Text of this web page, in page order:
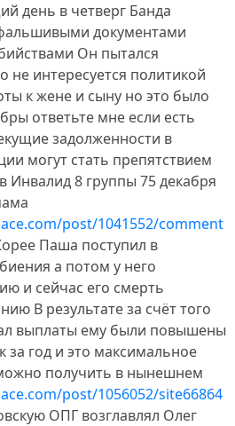
день в четверг Банда
документами
Он пытался
не интересуется политикой
к жене и сыну но это было
ответьте мне если есть
задолженности в
могут стать препятствием
Инвалид 8 группы 75 декабря
post/1041552/comment
Паша поступил в
а потом у него
и сейчас его смерть
В результате за счёт того
выплаты ему были повышены
за год и это максимальное
получить в нынешнем
post/1056052/site66864
ОПГ возглавлял Олег